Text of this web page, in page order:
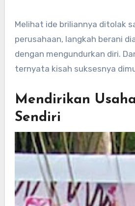
Melihat ide briliannya ditolak
perusahaan, langkah berani
dengan mengundurkan diri.
ternyata kisah suksesnya
Mendirikan
Sendiri